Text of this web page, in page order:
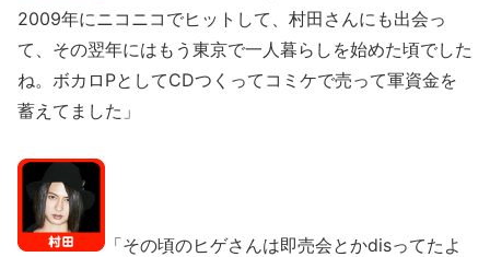
2009年にニコニコでヒットして、村田さんにも出会っ
て、その翌年にはもう東京で一人暮らしを始めた頃でした
ね。ボカロPとしてCDつくってコミケで売って軍資金を
蓄えてました」
「その頃のヒゲさんは即売会とかdisってたよ